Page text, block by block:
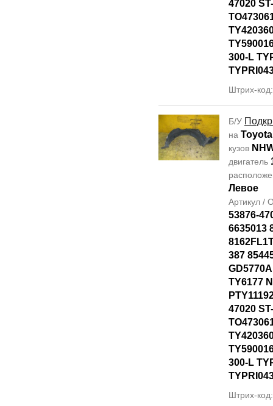
47020
300-L
Штрих-
Б/У
на
кузов
двигатель
Левое
Артикул /
53876-
6635013
387
TY6177
47020
300-L
Штрих-